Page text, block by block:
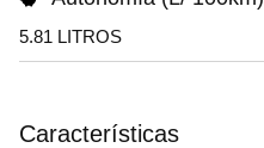
5.81 LITROS
Características